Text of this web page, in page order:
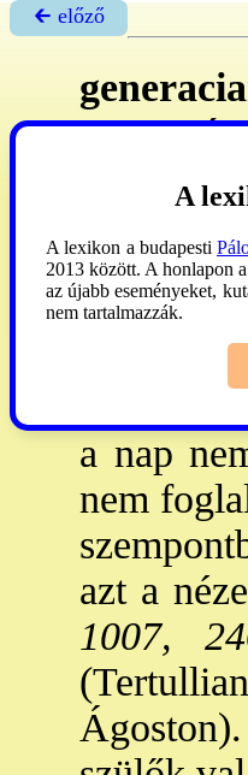
🡰 előző
lelket
Ekkor
főleg a
Már
a nap
nem
azt a
1007,
A
A lexikon a budapesti
2013 között. A honlapon
az újabb eseményeket,
nem tartalmazzák.